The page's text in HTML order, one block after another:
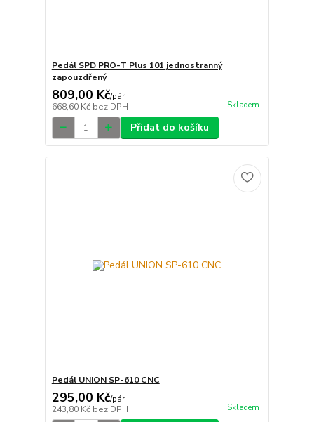
Pedál SPD PRO-T Plus 101 jednostranný
zapouzdřený
809,00 Kč/pár
668,60 Kč bez DPH Skladem
Přidat do košíku
Pedál UNION SP-610 CNC
295,00 Kč/pár
243,80 Kč bez DPH Skladem